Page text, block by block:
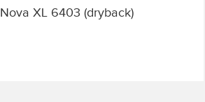
Nova XL 6403 (dryback)